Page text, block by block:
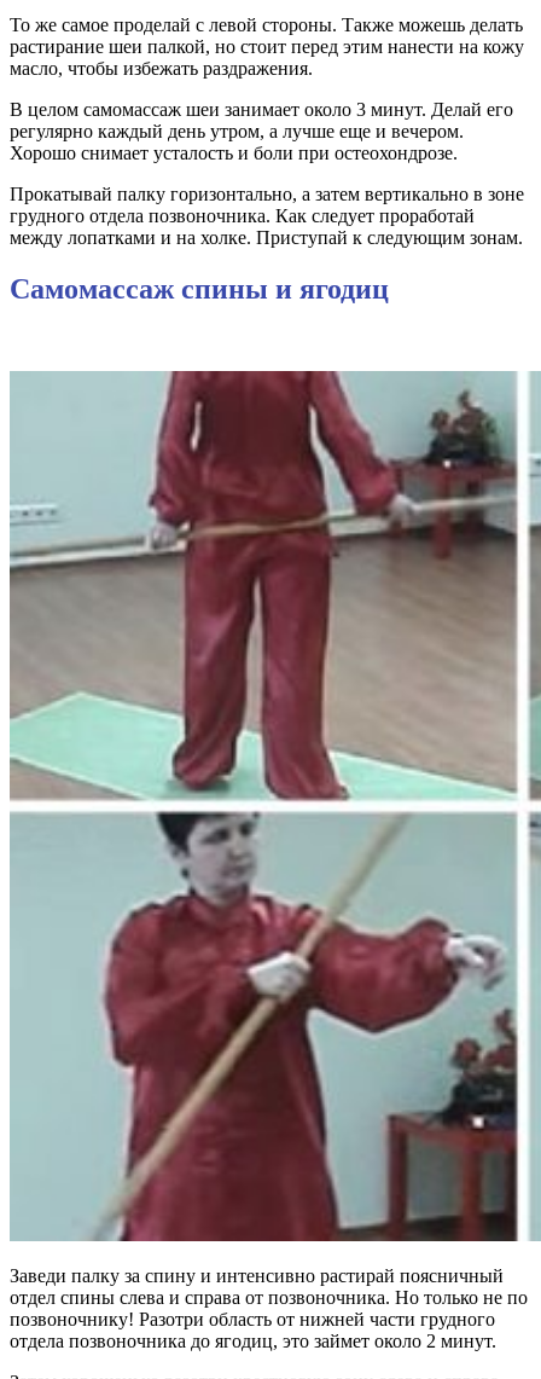
То же самое проделай с левой стороны. Также можешь делать
растирание шеи палкой, но стоит перед этим нанести на кожу
масло, чтобы избежать раздражения.
В целом самомассаж шеи занимает около 3 минут. Делай его
регулярно каждый день утром, а лучше еще и вечером.
Хорошо снимает усталость и боли при остеохондрозе.
Прокатывай палку горизонтально, а затем вертикально в зоне
грудного отдела позвоночника. Как следует проработай
между лопатками и на холке. Приступай к следующим зонам.
Самомассаж спины и ягодиц
Заведи палку за спину и интенсивно растирай поясничный
отдел спины слева и справа от позвоночника. Но только не по
позвоночнику! Разотри область от нижней части грудного
отдела позвоночника до ягодиц, это займет около 2 минут.